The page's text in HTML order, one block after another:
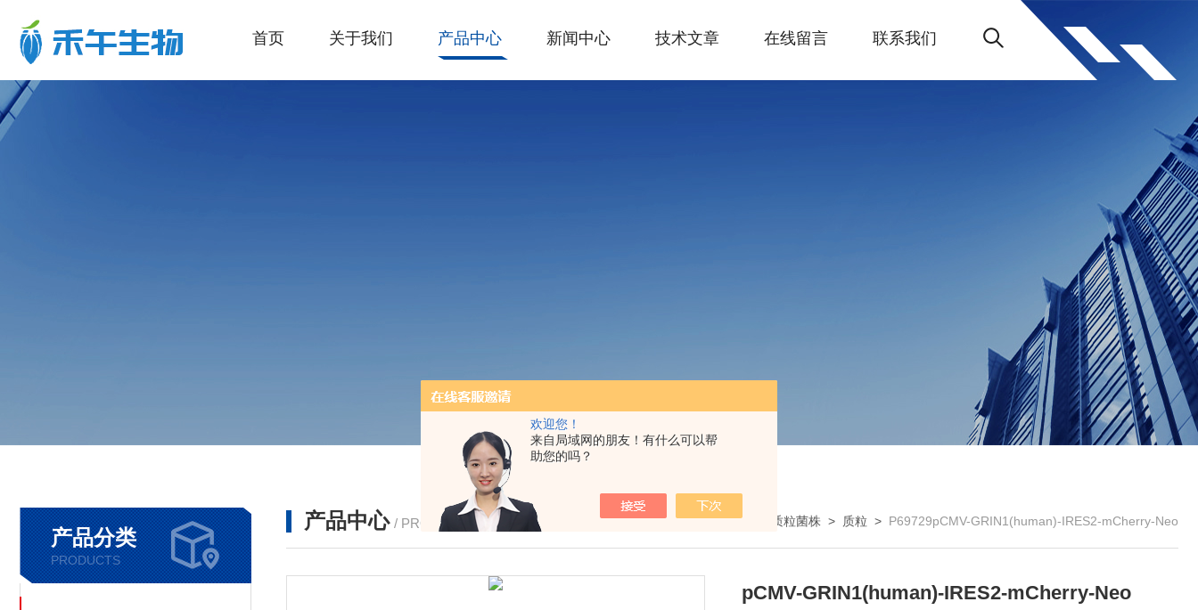
欢迎您！
来自局域网的朋友！有什么可以帮
助您的吗？
首页 关于我们 产品中心 新闻中心 技术文章 在线留言 联系我们
产品分类
PRODUCTS
产品中心 / PRODUCTS 我的位置：首页>产品中心 质粒菌株 > 质粒 > P69729pCMV-GRIN1(human)-IRES2-mCherry-Neo
pCMV-GRIN1(human)-IRES2-mCherry-Neo